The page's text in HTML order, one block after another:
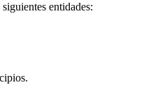
entidades: